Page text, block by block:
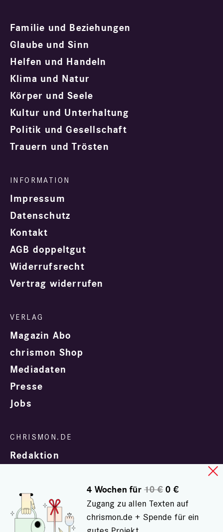
Familie und Beziehungen
Glaube und Sinn
Helfen und Handeln
Klima und Natur
Körper und Seele
Kultur und Unterhaltung
Politik und Gesellschaft
Trauern und Trösten
Impressum
Datenschutz
Kontakt
AGB doppeltgut
Widerrufsrecht
Vertrag widerrufen
Magazin Abo
chrismon Shop
Mediadaten
Presse
Jobs
Redaktion
4 Wochen für10 €0 €
Zugang zu allen Texten auf
chrismon.de + Spende für ein